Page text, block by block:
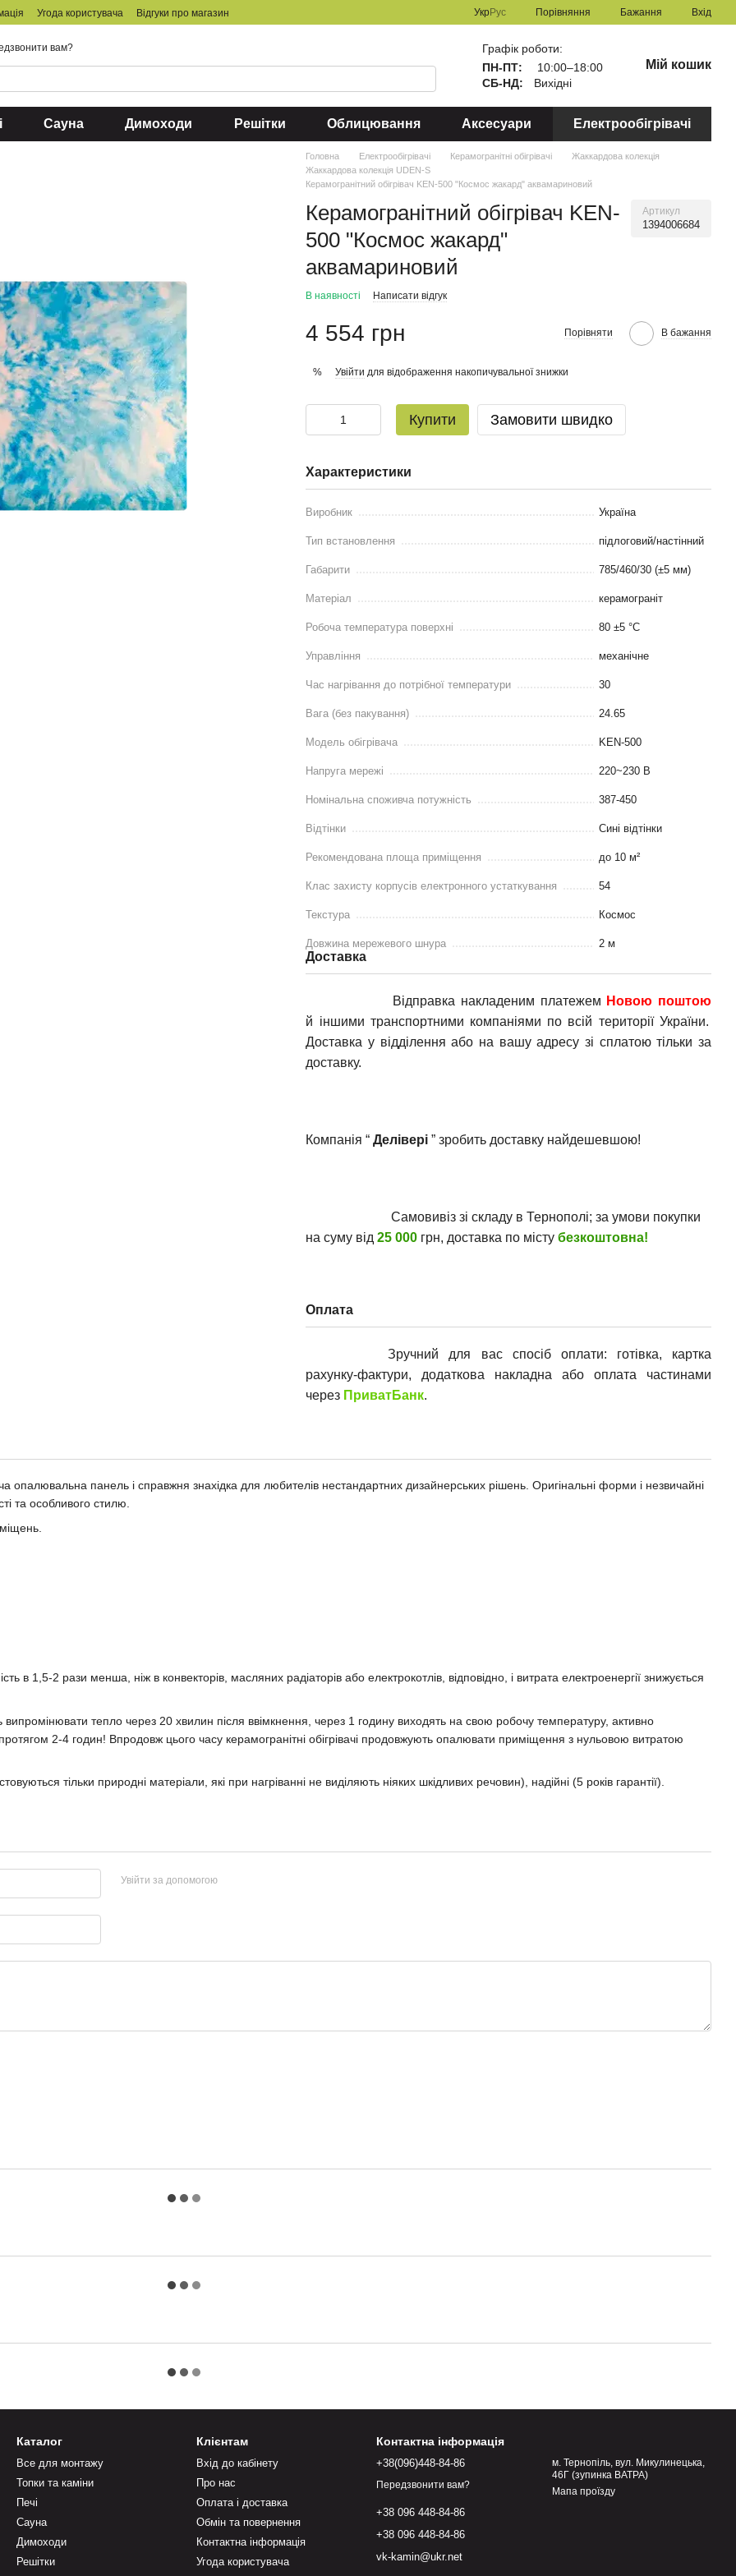
Угода користувача Відгуки про магазин УкрРус Порівняння Бажання Вхід
вам?
Графік роботи:
ПН-ПТ:
10:00–18:00
СБ-НД:
Вихідні
Мій кошик
Сауна Димоходи Решітки Облицювання Аксесуари Електрообігрівачі
Головна Електрообігрівачі Керамогранітні обігрівачі
Жаккардова колекція
Жаккардова колекція UDEN-S
Керамогранітний обігрівач KEN-500 "Космос жакард" аквамариновий
Керамогранітний обігрівач KEN-
500 "Космос жакард"
аквамариновий
Артикул
1394006684
В наявності Написати відгук
4 554 грн Порівняти В бажання
% Увійти для відображення накопичувальної знижки
Купити Замовити швидко
Характеристики
Виробник Україна
Тип встановлення підлоговий/настінний
Габарити 785/460/30 (±5 мм)
Матеріал керамограніт
Робоча температура поверхні 80 ±5 °С
Управління механічне
Час нагрівання до потрібної температури 30
Вага (без пакування) 24.65
Модель обігрівача KEN-500
Напруга мережі 220~230 В
Номінальна споживча потужність 387-450
Відтінки Сині відтінки
Рекомендована площа приміщення до 10 м²
Клас захисту корпусів електронного устаткування 54
Текстура Космос
Довжина мережевого шнура 2 м
Доставка
Відправка накладеним платежем Новою поштою
й іншими транспортними компаніями по всій території України.
Доставка у відділення або на вашу адресу зі сплатою тільки за
доставку.
Компанія “Делівері ” зробить доставку найдешевшою!
Самовивіз зі складу в Тернополі; за умови покупки
на суму від25 000 грн, доставка по містубезкоштовна!
Оплата
Зручний для вас спосіб оплати: готівка, картка
рахунку-фактури, додаткова накладна або оплата частинами
через ПриватБанк.
опалювальна панель і справжня знахідка для любителів нестандартних дизайнерських рішень. Оригінальні форми і незвичайні
та особливого стилю.
в 1,5-2 рази менша, ніж в конвекторів, масляних радіаторів або електрокотлів, відповідно, і витрата електроенергії знижується
випромінювати тепло через 20 хвилин після ввімкнення, через 1 годину виходять на свою робочу температуру, активно
2-4 годин! Впродовж цього часу керамогранітні обігрівачі продовжують опалювати приміщення з нульовою витратою
тільки природні матеріали, які при нагріванні не виділяють ніяких шкідливих речовин), надійні (5 років гарантії).
Увійти за допомогою
Каталог
Все для монтажу
Топки та каміни
Печі
Сауна
Димоходи
Решітки
Клієнтам
Вхід до кабінету
Про нас
Оплата і доставка
Обмін та повернення
Контактна інформація
Угода користувача
Контактна інформація
+38(096)448-84-86
Передзвонити вам?
+38 096 448-84-86
+38 096 448-84-86
vk-kamin@ukr.net
м. Тернопіль, вул. Микулинецька,
46Г (зупинка ВАТРА)
Мапа проїзду